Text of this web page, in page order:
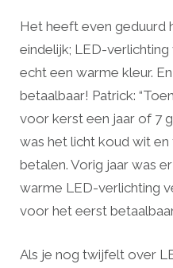
Het heeft even geduurd
eindelijk; LED-
echt een warme kleur.
betaalbaar! Patrick:
voor kerst een jaar of 7
was het licht koud wit
betalen. Vorig jaar was
warme LED-verlichting
voor het eerst
Als je nog twijfelt over